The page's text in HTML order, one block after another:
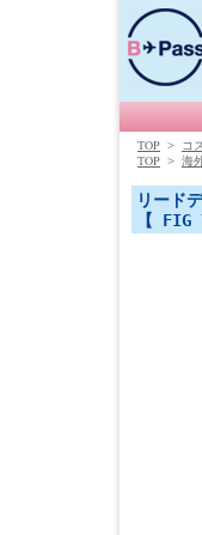
TOP > コ
TOP > 海
リード
【 FIG